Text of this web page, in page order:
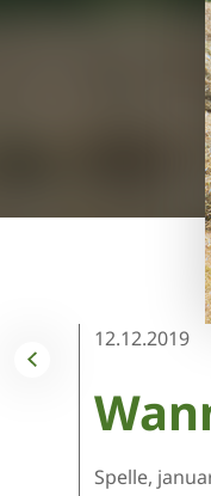
12.12.2019
Spelle,